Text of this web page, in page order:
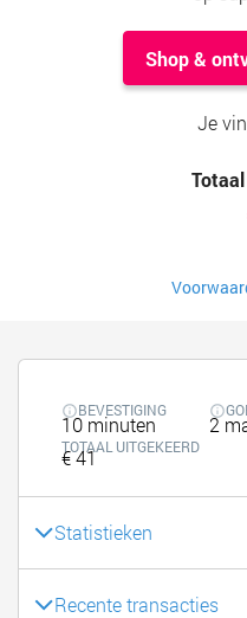
Shop &
Je
BEVESTIGING
10 minuten 2
TOTAAL UITGEKEERD
€ 41
Statistieken
Recente transacties